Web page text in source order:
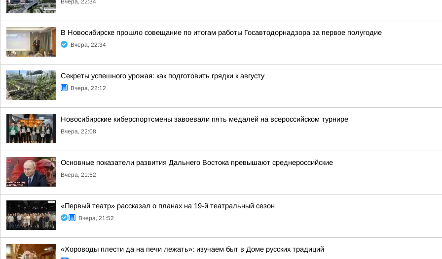
Вчера, 22:34
В Новосибирске прошло совещание по итогам работы Госавтодорнадзора за первое полугодие
Вчера, 22:34
Секреты успешного урожая: как подготовить грядки к августу
Вчера, 22:12
Новосибирские киберспортсмены завоевали пять медалей на всероссийском турнире
Вчера, 22:08
Основные показатели развития Дальнего Востока превышают среднероссийские
Вчера, 21:52
«Первый театр» рассказал о планах на 19-й театральный сезон
Вчера, 21:52
«Хороводы плести да на печи лежать»: изучаем быт в Доме русских традиций